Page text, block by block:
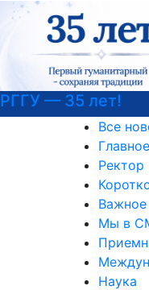
РГГУ — 35 лет!
Все
Главное
Ректор
Важное
Мы в
Наука